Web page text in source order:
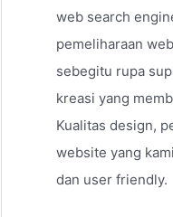
web search
pemeliharaan
sebegitu rupa
kreasi yang
Kualitas design,
website yang
dan user friendly.